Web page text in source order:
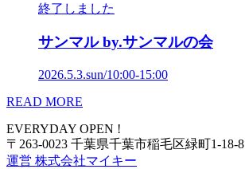
終了しました
サンマルby.サンマルの会
2026.5.3.sun/10:00-15:00
READ MORE
EVERYDAY OPEN !
〒263-0023 千葉県千葉市稲毛区緑町1-18-8
運営 株式会社マイキー